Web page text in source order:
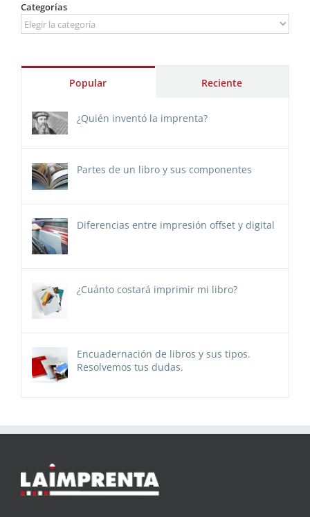
Categorías
Categorías
Popular Reciente
¿Quién inventó la imprenta?
Partes de un libro y sus componentes
Diferencias entre impresión offset y digital
¿Cuánto costará imprimir mi libro?
Encuadernación de libros y sus tipos.
Resolvemos tus dudas.